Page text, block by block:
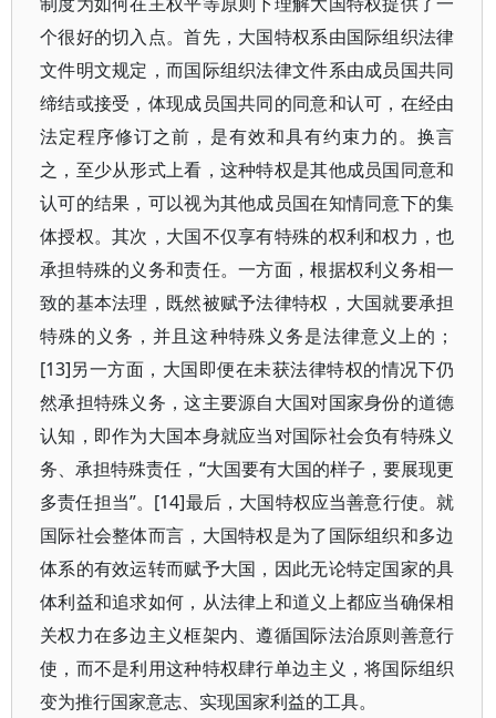
个很好的切入点。首先，大国特权系由国际组织法律
文件明文规定，而国际组织法律文件系由成员国共同
缔结或接受，体现成员国共同的同意和认可，在经由
法定程序修订之前，是有效和具有约束力的。换言
之，至少从形式上看，这种特权是其他成员国同意和
认可的结果，可以视为其他成员国在知情同意下的集
体授权。其次，大国不仅享有特殊的权利和权力，也
承担特殊的义务和责任。一方面，根据权利义务相一
致的基本法理，既然被赋予法律特权，大国就要承担
特殊的义务，并且这种特殊义务是法律意义上的；
[13]另一方面，大国即便在未获法律特权的情况下仍
然承担特殊义务，这主要源自大国对国家身份的道德
认知，即作为大国本身就应当对国际社会负有特殊义
务、承担特殊责任，“大国要有大国的样子，要展现更
多责任担当”。[14]最后，大国特权应当善意行使。就
国际社会整体而言，大国特权是为了国际组织和多边
体系的有效运转而赋予大国，因此无论特定国家的具
体利益和追求如何，从法律上和道义上都应当确保相
关权力在多边主义框架内、遵循国际法治原则善意行
使，而不是利用这种特权肆行单边主义，将国际组织
变为推行国家意志、实现国家利益的工具。